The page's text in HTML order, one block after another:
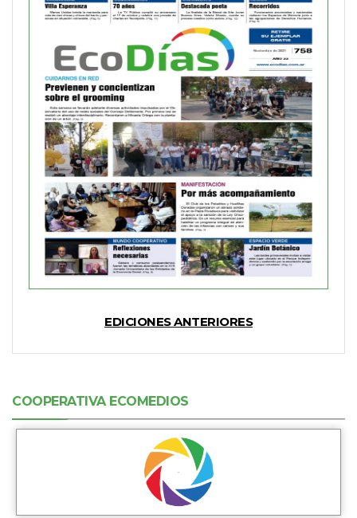
EDICIONES ANTERIORES
COOPERATIVA ECOMEDIOS